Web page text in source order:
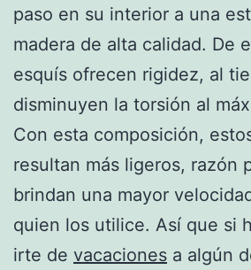
paso en su interior a una
madera de alta calidad. De
esquís ofrecen rigidez, al
disminuyen la torsión al
Con esta composición,
resultan más ligeros, razón
brindan una mayor
quien los utilice. Así que si
irte de vacaciones a algún